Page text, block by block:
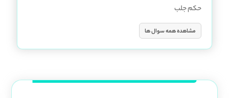
حکم جلب
مشاهده همه سوال ها